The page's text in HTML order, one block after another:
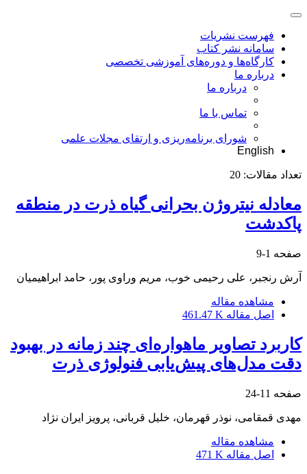
فهرست نشریات
سامانه نشر کتاب
کارگاه‌ها و دوره‌های آموزشی تخصصی
درباره ما
درباره ما
تماس با ما
شورای برنامه‌ریزی و ارتقای مجلات علمی
English
تعداد مقالات: 20
معادله نیتروژن بحرانی گیاه ذرت در منطقه
پاکدشت
صفحه 1-9
آرش رنجبر، علی رحیمی خوب، مریم وراوی پور، حامد ابراهیمیان
مشاهده مقاله
اصل مقاله 461.47 K
کاربرد تصاویر ماهواره‌ای چند زمانه در بهبود
دقت مدل‌های پیش‌یابی فنولوژی ذرت
صفحه 11-24
مهدی قمقامی، نوذر قهرمان، خلیل قربانی، پرویز ایران نژاد
مشاهده مقاله
اصل مقاله 471 K